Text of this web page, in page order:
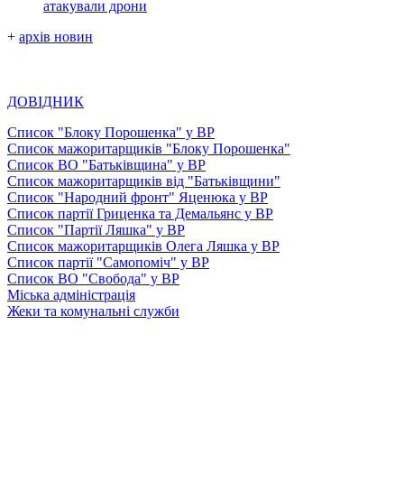
атакували дрони
+ архів новин
ДОВІДНИК
Список "Блоку Порошенка" у ВР
Список мажоритарщиків "Блоку Порошенка"
Список ВО "Батьківщина" у ВР
Список мажоритарщиків від "Батьківщини"
Список "Народний фронт" Яценюка у ВР
Список партії Гриценка та Демальянс у ВР
Список "Партії Ляшка" у ВР
Список мажоритарщиків Олега Ляшка у ВР
Список партії "Самопоміч" у ВР
Список ВО "Свобода" у ВР
Міська адміністрація
Жеки та комунальні служби